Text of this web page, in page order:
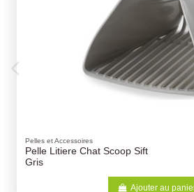
2,10 €
Prix Drive : Terre A Bain